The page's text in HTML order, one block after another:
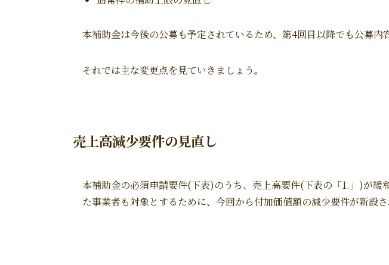
本補助金は今後の公募も予定されているため、第4回目以降でも公募内
それでは主な変更点を見ていきましょう。
売上高減少要件の見直し
本補助金の必須申請要件(下表)のうち、売上高要件(下表の「1.」)が
た事業者も対象とするために、今回から付加価値額の減少要件が新設さ